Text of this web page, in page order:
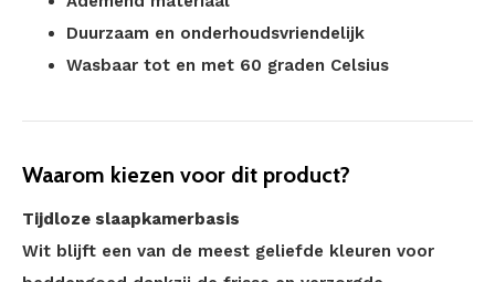
Duurzaam en onderhoudsvriendelijk
Wasbaar tot en met 60 graden Celsius
Waarom kiezen voor dit product?
Tijdloze slaapkamerbasis
Wit blijft een van de meest geliefde kleuren voor